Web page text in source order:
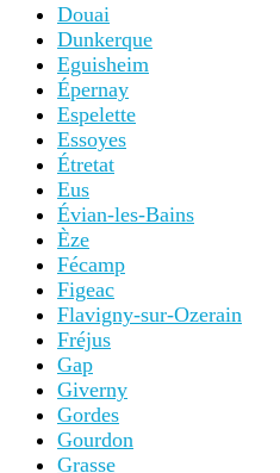
Douai
Dunkerque
Eguisheim
Épernay
Espelette
Essoyes
Étretat
Eus
Évian-les-Bains
Èze
Fécamp
Figeac
Flavigny-sur-Ozerain
Fréjus
Gap
Giverny
Gordes
Gourdon
Grasse